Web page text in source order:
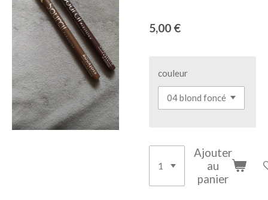
5,00 €
couleur
Ajouter
au
panier